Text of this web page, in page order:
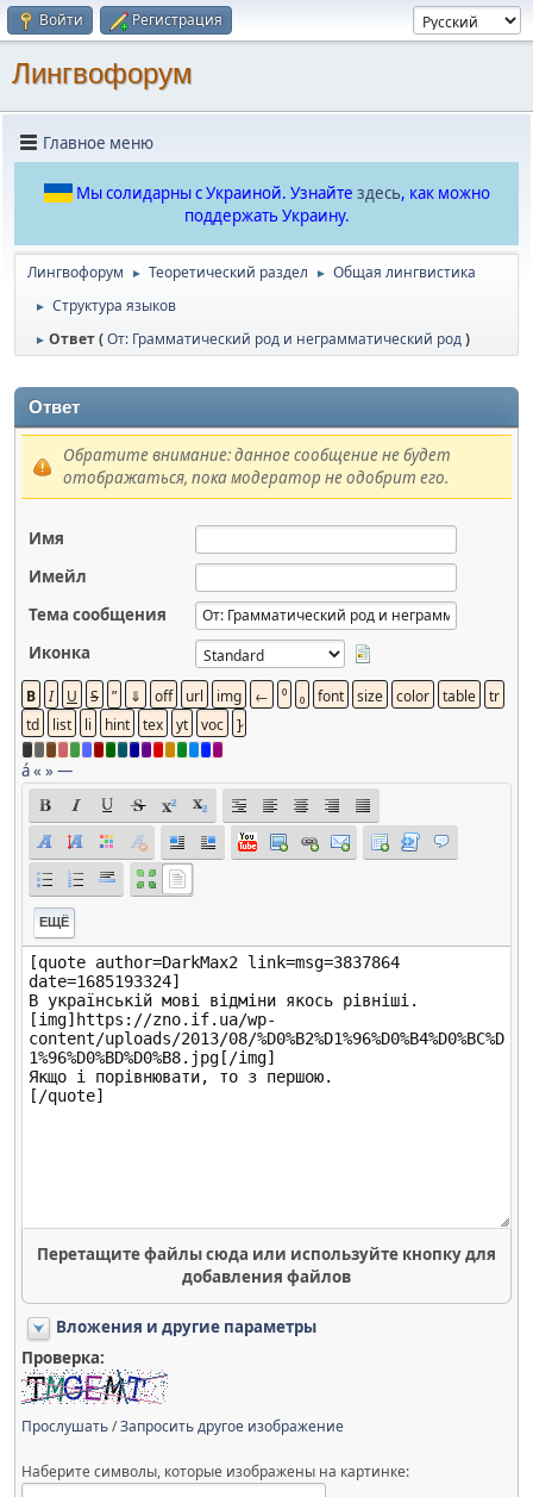
Войти Регистрация
Лингвофорум
Главное меню
Мы солидарны с Украиной. Узнайте здесь, как можно
поддержать Украину.
Лингвофорум ► Теоретический раздел ► Общая лингвистика
► Структура языков
► Ответ (От: Грамматический род и неграмматический род)
Ответ
Обратите внимание: данное сообщение не будет
отображаться, пока модератор не одобрит его.
Имя
Имейл
Тема сообщения
Иконка
á« »—
ЕЩЁ
Перетащите файлы сюда или используйте кнопку для
добавления файлов
Вложения и другие параметры
Проверка:
Прослушать/Запросить другое изображение
Наберите символы, которые изображены на картинке: